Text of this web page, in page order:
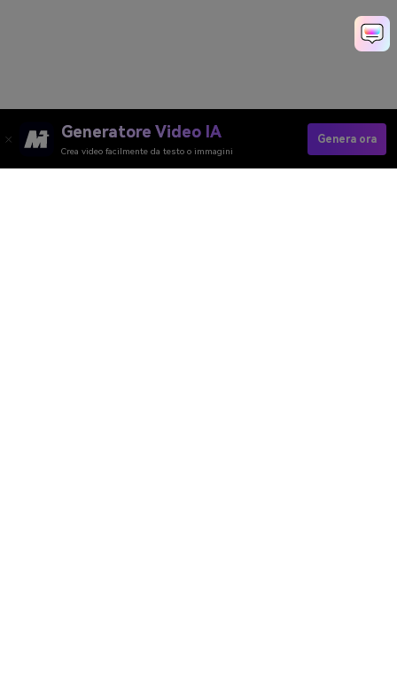
Generatore Video IA
Crea video facilmente da testo o immagini
Genera ora